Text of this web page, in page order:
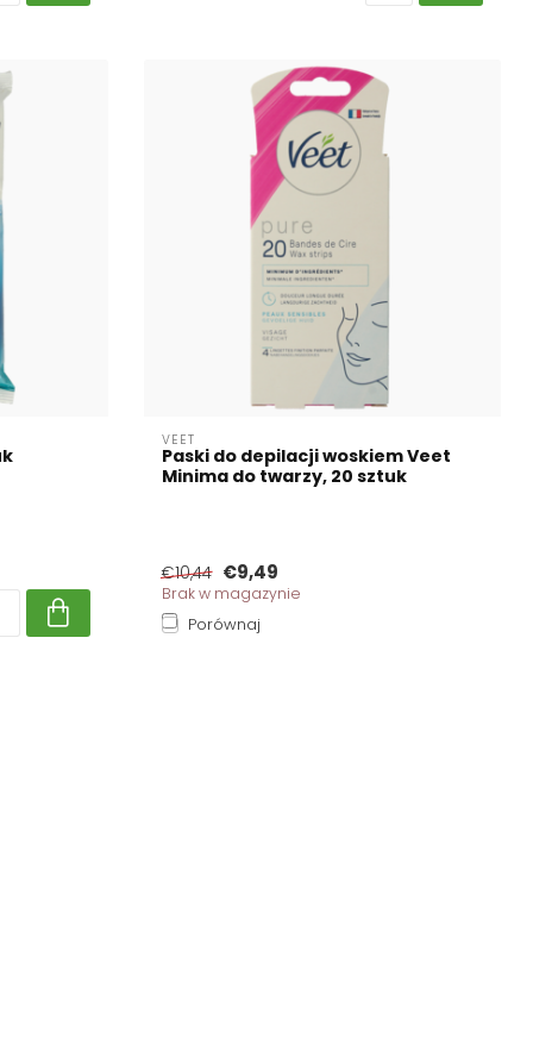
VEET
Paski do depilacji woskiem Veet
Minima do twarzy, 20 sztuk
€10,44 €9,49
Brak w magazynie
Porównaj